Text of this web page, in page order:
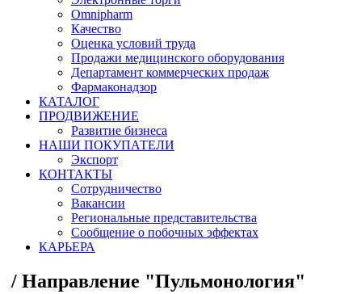
Omnipharm
Качество
Оценка условий труда
Продажи медицинского оборудования
Департамент коммерческих продаж
Фармаконадзор
КАТАЛОГ
ПРОДВИЖЕНИЕ
Развитие бизнеса
НАШИ ПОКУПАТЕЛИ
Экспорт
КОНТАКТЫ
Сотрудничество
Вакансии
Региональные представительства
Сообщение о побочных эффектах
КАРЬЕРА
/ Направление "Пульмонология"